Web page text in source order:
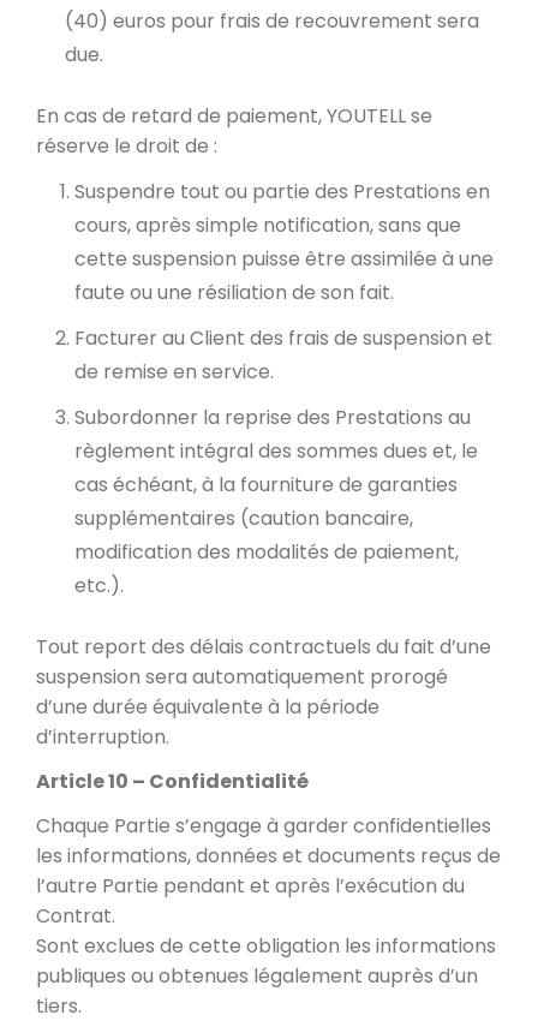
(40) euros pour frais de recouvrement sera
due.
En cas de retard de paiement, YOUTELL se
réserve le droit de :
Suspendre tout ou partie des Prestations en
cours, après simple notification, sans que
cette suspension puisse être assimilée à une
faute ou une résiliation de son fait.
Facturer au Client des frais de suspension et
de remise en service.
Subordonner la reprise des Prestations au
règlement intégral des sommes dues et, le
cas échéant, à la fourniture de garanties
supplémentaires (caution bancaire,
modification des modalités de paiement,
etc.).
Tout report des délais contractuels du fait d’une
suspension sera automatiquement prorogé
d’une durée équivalente à la période
d’interruption.
Article 10 – Confidentialité
Chaque Partie s’engage à garder confidentielles
les informations, données et documents reçus de
l’autre Partie pendant et après l’exécution du
Contrat.
Sont exclues de cette obligation les informations
publiques ou obtenues légalement auprès d’un
tiers.